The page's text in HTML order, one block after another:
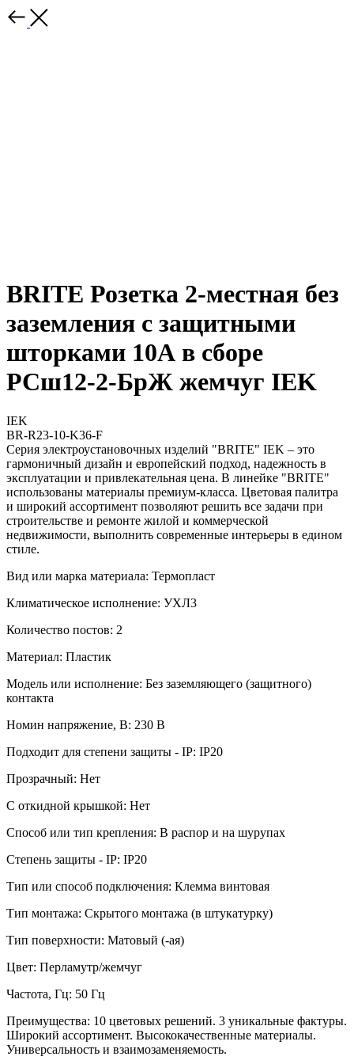
BRITE Розетка 2-местная без
заземления с защитными
шторками 10А в сборе
РСш12-2-БрЖ жемчуг IEK
IEK
BR-R23-10-K36-F
Серия электроустановочных изделий "BRITE" IEK – это
гармоничный дизайн и европейский подход, надежность в
эксплуатации и привлекательная цена. В линейке "BRITE"
использованы материалы премиум-класса. Цветовая палитра
и широкий ассортимент позволяют решить все задачи при
строительстве и ремонте жилой и коммерческой
недвижимости, выполнить современные интерьеры в едином
стиле.
Вид или марка материала: Термопласт
Климатическое исполнение: УХЛ3
Количество постов: 2
Материал: Пластик
Модель или исполнение: Без заземляющего (защитного)
контакта
Номин напряжение, В: 230 В
Подходит для степени защиты - IP: IP20
Прозрачный: Нет
С откидной крышкой: Нет
Способ или тип крепления: В распор и на шурупах
Степень защиты - IP: IP20
Тип или способ подключения: Клемма винтовая
Тип монтажа: Скрытого монтажа (в штукатурку)
Тип поверхности: Матовый (-ая)
Цвет: Перламутр/жемчуг
Частота, Гц: 50 Гц
Преимущества: 10 цветовых решений. 3 уникальные фактуры.
Широкий ассортимент. Высококачественные материалы.
Универсальность и взаимозаменяемость.